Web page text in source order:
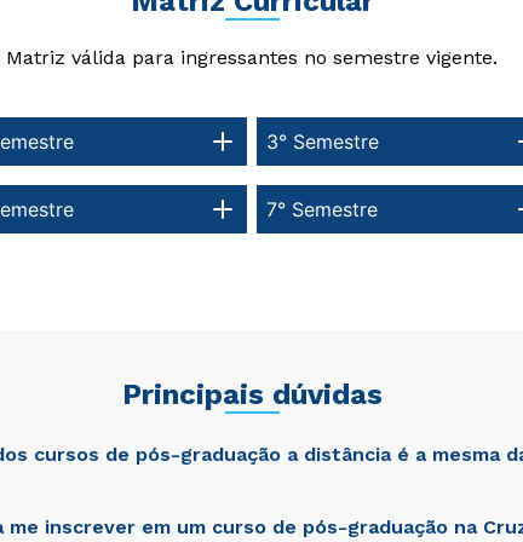
Matriz válida para ingressantes no semestre vigente.
7° Semestre
3° Semestre
Principais dúvidas
cursos de pós-graduação a distância é a mesma
unde omnis iste natus error sit voluptatem accusantium
me inscrever em um curso de pós-graduação na